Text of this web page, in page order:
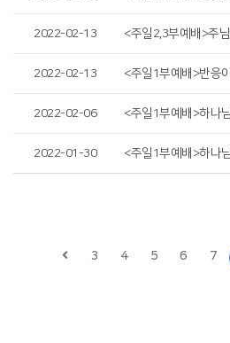
2022-02-13
2022-02-13
2022-02-06
2022-01-30
3 4 5 6 7